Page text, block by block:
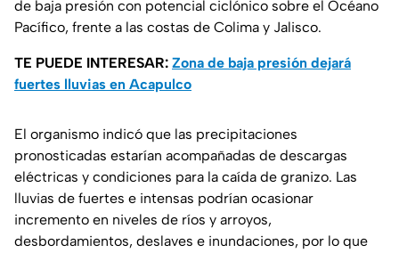
de baja presión con potencial ciclónico sobre el Océano
Pacífico, frente a las costas de Colima y Jalisco.
TE PUEDE INTERESAR: Zona de baja presión dejará
fuertes lluvias en Acapulco
El organismo indicó que las precipitaciones
pronosticadas estarían acompañadas de descargas
eléctricas y condiciones para la caída de granizo. Las
lluvias de fuertes e intensas podrían ocasionar
incremento en niveles de ríos y arroyos,
desbordamientos, deslaves e inundaciones, por lo que